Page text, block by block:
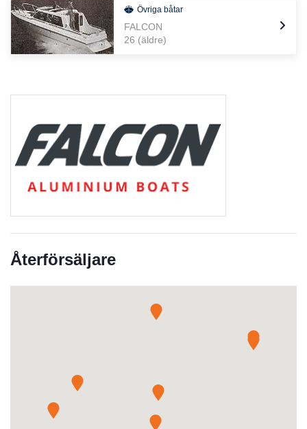
Övriga båtar
FALCON
26 (äldre)
Återförsäljare